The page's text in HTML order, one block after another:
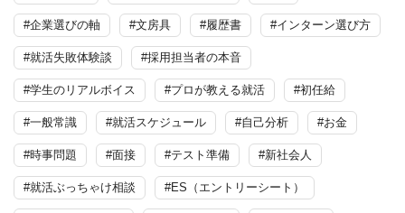
#企業選びの軸 #文房具 #履歴書 #インターン選び方
#就活失敗体験談 #採用担当者の本音
#学生のリアルボイス #プロが教える就活 #初任給
#一般常識 #就活スケジュール #自己分析 #お金
#時事問題 #面接 #テスト準備 #新社会人
#就活ぶっちゃけ相談 #ES（エントリーシート）